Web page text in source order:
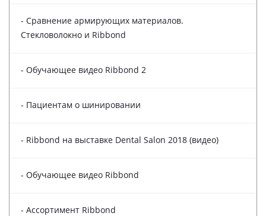
- Сравнение армирующих материалов.
Стекловолокно и Ribbond
- Обучающее видео Ribbond 2
- Пациентам о шинировании
- Ribbond на выставке Dental Salon 2018 (видео)
- Обучающее видео Ribbond
- Ассортимент Ribbond